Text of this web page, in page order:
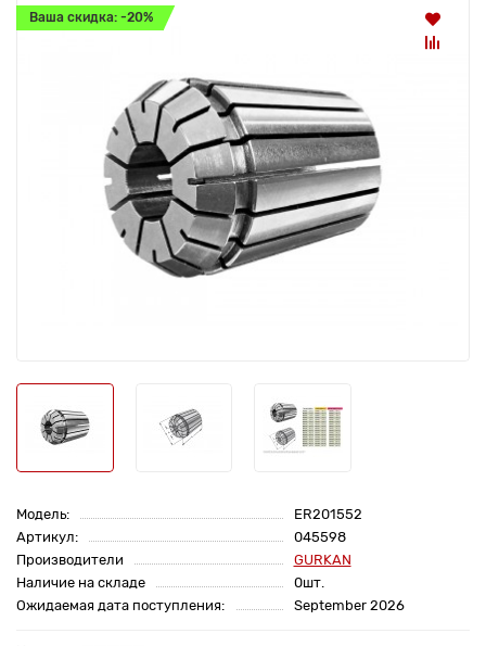
Ваша скидка: -20%
Модель:
ER201552
Артикул:
045598
Производители
GURKAN
Наличие на складе
0шт.
Ожидаемая дата поступления:
September 2026